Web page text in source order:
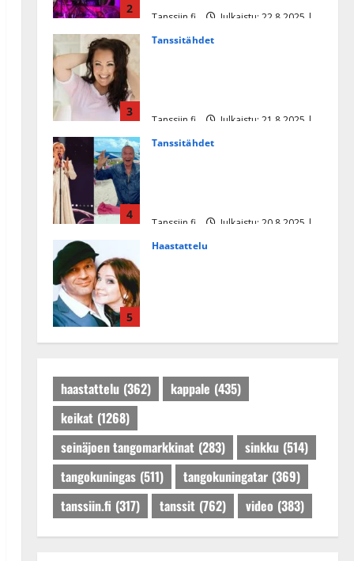
2
Tanssiin.fi
Julkaistu: 22.8.2025 |
3
Tanssitähdet
Tanssiin.fi
Julkaistu: 21.8.2025 |
4
Tanssitähdet
Tanssiin.fi
Julkaistu: 20.8.2025 |
5
Haastattelu
Tanssiin.fi
Julkaistu: 27.4.2025 |
haastattelu (362) kappale (435)
keikat (1268)
seinäjoen tangomarkkinat (283) sinkku (514)
tangokuningas (511) tangokuningatar (369)
tanssiin.fi (317) tanssit (762) video (383)